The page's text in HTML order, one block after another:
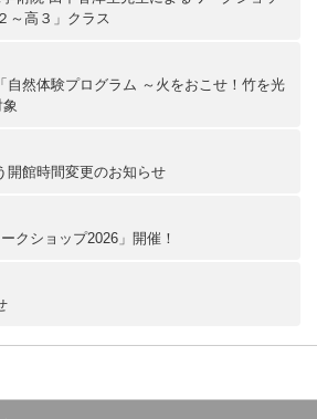
～高３」クラス
然体験プログラム ～火をおこせ！竹を光
開館時間変更のお知らせ
クショップ2026」開催！